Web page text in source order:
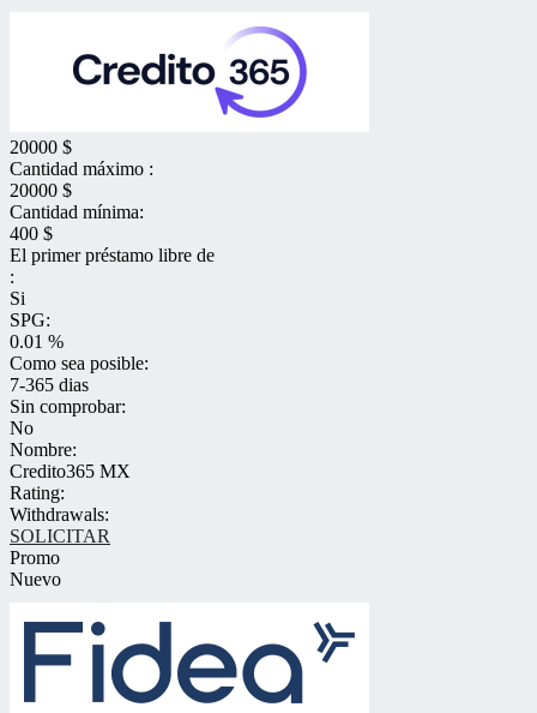
20000 $
Cantidad máximo :
20000 $
Cantidad mínima:
400 $
El primer préstamo libre de
:
Si
SPG:
0.01 %
Como sea posible:
7-365 dias
Sin comprobar:
No
Nombre:
Credito365 MX
Rating:
Withdrawals:
SOLICITAR
Promo
Nuevo